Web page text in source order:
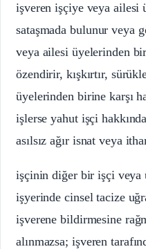
işveren işçiye veya ailesi
sataşmada bulunur veya
veya ailesi üyelerinden
özendirir, kışkırtır,
üyelerinden birine karşı
işlerse yahut işçi
asılsız ağır isnat veya
işçinin diğer bir işçi veya
işyerinde cinsel tacize
işverene bildirmesine
alınmazsa; işveren